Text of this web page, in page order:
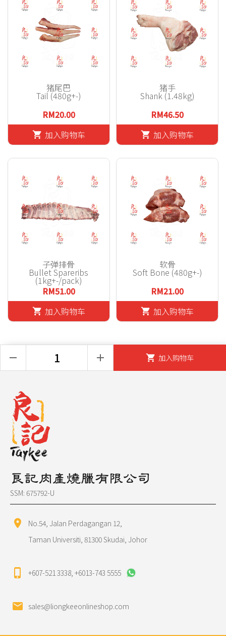
猪尾巴
Tail (480g+-)
RM20.00
shopping_cart 加入购物车
猪手
Shank (1.48kg)
RM46.50
shopping_cart 加入购物车
子弹排骨
Bullet Spareribs
(1kg+-/pack)
RM51.00
shopping_cart 加入购物车
软骨
Soft Bone (480g+-)
RM21.00
shopping_cart 加入购物车
remove add shopping_cart 加入购物车
良記肉產燒臘有限公司
SSM: 675792-U
location_on
No.54, Jalan Perdagangan 12,
Taman Universiti, 81300 Skudai, Johor
phone_iphone +607-521 3338 +6013-743 5555
mail sales@liongkeeonlineshop.com